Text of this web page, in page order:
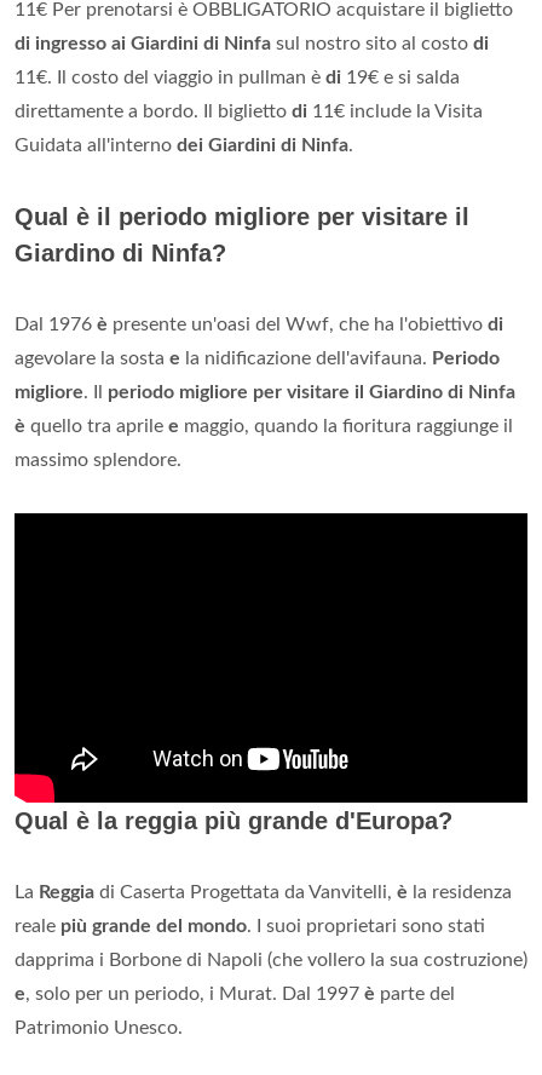
11€ Per prenotarsi è OBBLIGATORIO acquistare il biglietto
di ingresso ai Giardini di Ninfa sul nostro sito al costo di
11€. Il costo del viaggio in pullman è di 19€ e si salda
direttamente a bordo. Il biglietto di 11€ include la Visita
Guidata all'interno dei Giardini di Ninfa.
Qual è il periodo migliore per visitare il
Giardino di Ninfa?
Dal 1976 è presente un'oasi del Wwf, che ha l'obiettivo di
agevolare la sosta e la nidificazione dell'avifauna. Periodo
migliore. Il periodo migliore per visitare il Giardino di Ninfa
è quello tra aprile e maggio, quando la fioritura raggiunge il
massimo splendore.
Qual è la reggia più grande d'Europa?
La Reggia di Caserta Progettata da Vanvitelli, è la residenza
reale più grande del mondo. I suoi proprietari sono stati
dapprima i Borbone di Napoli (che vollero la sua costruzione)
e, solo per un periodo, i Murat. Dal 1997 è parte del
Patrimonio Unesco.